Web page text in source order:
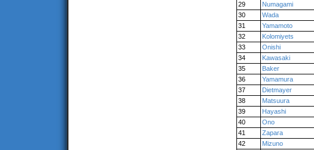
29
Numagami
30
Wada
31
Yamamoto
32
Kolomiyets
33
Onishi
34
Kawasaki
35
Baker
36
Yamamura
37
Dietmayer
38
Matsuura
39
Hayashi
40
Ono
41
Zapara
42
Mizuno